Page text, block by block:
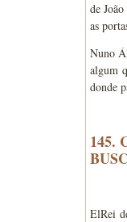
de
as
Nuno
algum
donde
145.
ElRei